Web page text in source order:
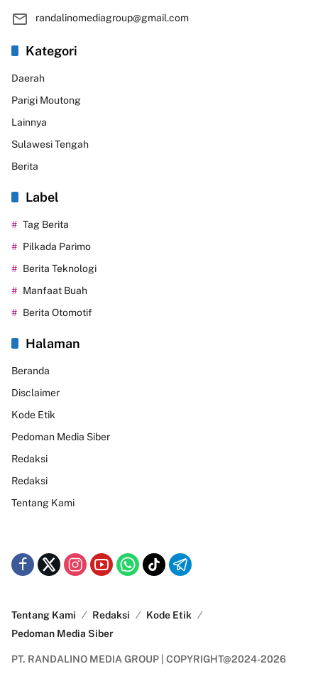
randalinomediagroup@gmail.com
Kategori
Daerah
Parigi Moutong
Lainnya
Sulawesi Tengah
Berita
Label
Tag Berita
Pilkada Parimo
Berita Teknologi
Manfaat Buah
Berita Otomotif
Halaman
Beranda
Disclaimer
Kode Etik
Pedoman Media Siber
Redaksi
Redaksi
Tentang Kami
Tentang Kami Redaksi
Kode Etik
Pedoman Media Siber
PT. RANDALINO MEDIA GROUP | COPYRIGHT@2024-2026